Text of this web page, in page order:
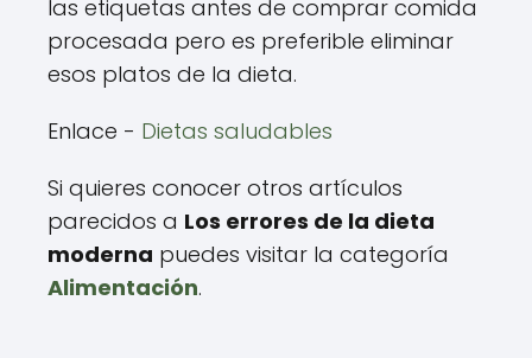
las etiquetas antes de comprar comida
procesada pero es preferible eliminar
esos platos de la dieta.
Enlace - Dietas saludables
Si quieres conocer otros artículos
parecidos a Los errores de la dieta
moderna puedes visitar la categoría
Alimentación.